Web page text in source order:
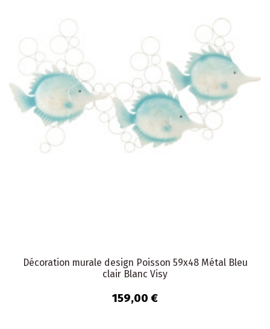
Décoration murale design Poisson 59x48 Métal Bleu
clair Blanc Visy
159,00 €